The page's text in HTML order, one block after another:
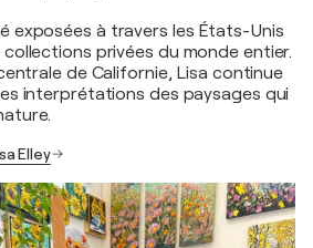
exposées à travers les États-Unis
privées du monde entier.
de Californie, Lisa continue
interprétations des paysages qui
Elley